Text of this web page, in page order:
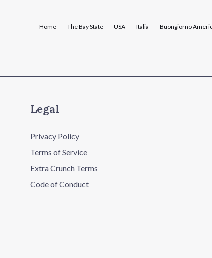
Home The Bay State USA Italia Buongiorno
Legal
Privacy Policy
Terms of Service
Extra Crunch Terms
Code of Conduct